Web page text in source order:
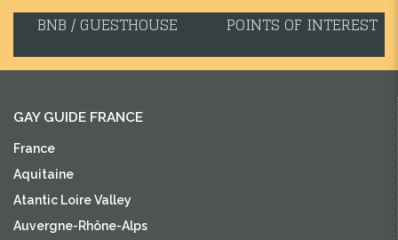
BNB / GUESTHOUSE POINTS OF INTEREST
GAY GUIDE FRANCE
France
Aquitaine
Atantic Loire Valley
Auvergne-Rhône-Alps